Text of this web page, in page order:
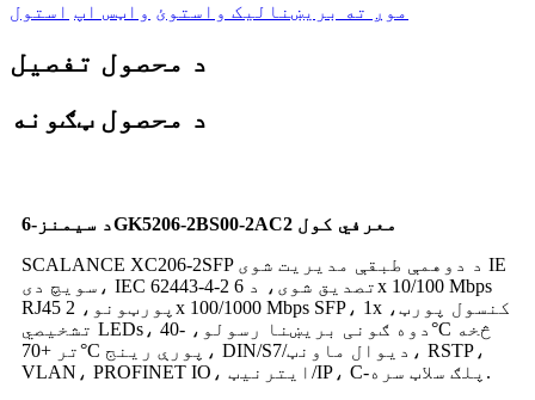
موږ ته بریښنالیک واستوئ واټس اپ استول
د محصول تفصیل
د محصول ټګونه
د سیمنز-6GK5206-2BS00-2AC2 معرفي کول
SCALANCE XC206-2SFP د دوهمې طبقې مدیریت شوی IE
سویچ دی، IEC 62443-4-2 تصدیق شوی، د 6x 10/100 Mbps
RJ45 پورټونو، 2x 100/1000 Mbps SFP، 1x کنسول پورټ،
تشخیصي LEDs، دوه ګونی بریښنا رسولو، -40°C څخه
تر +70°C پورې رینج، DIN/S7/دیوال ماونټ، RSTP،
VLAN، PROFINET IO، ایترنیټ/IP، C-پلګ سلاټ سره.